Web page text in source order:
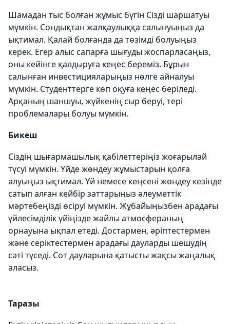
Шамадан тыс болған жұмыс бүгін Сізді шаршатуы
мүмкін. Сондықтан жалқаулыққа салынуыңыз да
ықтимал. Қалай болғанда да төзімді болуыңыз
керек. Егер алыс сапарға шығуды жоспарласаңыз,
оны кейінге қалдыруға кеңес береміз. Бұрын
салынған инвестицияларыңыз нөлге айналуы
мүмкін. Студенттерге көп оқуға кеңес беріледі.
Арқаның шаншуы, жүйкенің сыр беруі, тері
проблемалары болуы мүмкін.
Бикеш
Сіздің шығармашылық қабілеттеріңіз жоғарылай
түсуі мүмкін. Үйде жөндеу жұмыстарын қолға
алуыңыз ықтимал. Үй немесе кеңсені жөндеу кезінде
сатып алған кейбір заттарыңыз әлеуметтік
мәртебеңізді өсіруі мүмкін. Жұбайыңызбен арадағы
үйлесімділік үйіңізде жайлы атмосфераның
орнауына ықпал етеді. Достармен, әріптестермен
және серіктестермен арадағы дауларды шешудің
сәті түседі. Сот дауларына қатысты жақсы жаңалық
аласыз.
Таразы